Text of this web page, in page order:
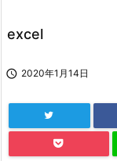
excel
 2020年1月14日